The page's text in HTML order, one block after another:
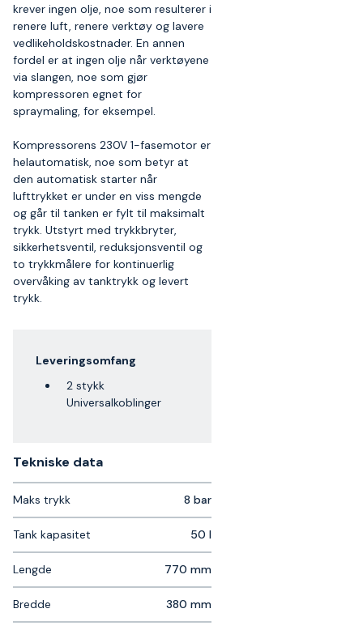
krever ingen olje, noe som resulterer i
renere luft, renere verktøy og lavere
vedlikeholdskostnader. En annen
fordel er at ingen olje når verktøyene
via slangen, noe som gjør
kompressoren egnet for
spraymaling, for eksempel.
Kompressorens 230V 1-fasemotor er
helautomatisk, noe som betyr at
den automatisk starter når
lufttrykket er under en viss mengde
og går til tanken er fylt til maksimalt
trykk. Utstyrt med trykkbryter,
sikkerhetsventil, reduksjonsventil og
to trykkmålere for kontinuerlig
overvåking av tanktrykk og levert
trykk.
Leveringsomfang
2 stykk
Universalkoblinger
Tekniske data​
Maks trykk 8 bar
Tank kapasitet 50 l
Lengde 770 mm
Bredde 380 mm